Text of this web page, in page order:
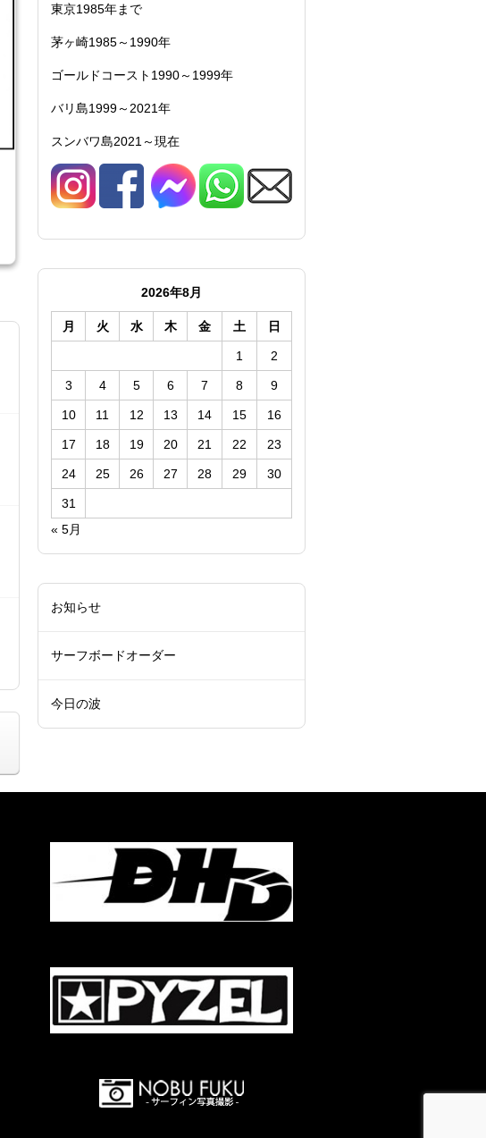
東京1985年まで
茅ヶ崎1985～1990年
ゴールドコースト1990～1999年
バリ島1999～2021年
スンバワ島2021～現在
2026年8月
月 火 水 木 金 土 日
1 2
3 4 5 6 7 8 9
10 11 12 13 14 15 16
17 18 19 20 21 22 23
24 25 26 27 28 29 30
31
« 5月
お知らせ
サーフボードオーダー
今日の波